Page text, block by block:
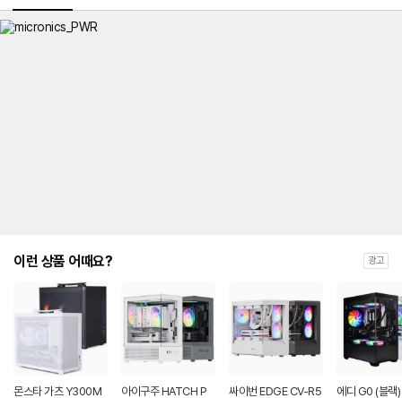
이런 상품 어때요? 광고
몬스타 가츠 Y300M
아이구주 HATCH P
싸이번 EDGE CV-R5
에디 G0 (블랙)